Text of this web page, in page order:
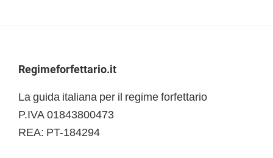
Footer
Regimeforfettario.it
La guida italiana per il regime forfettario
P.IVA 01843800473
REA: PT-184294